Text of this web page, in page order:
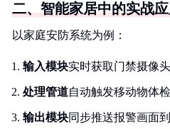
二、智能家居中的实战应
以家庭安防系统为例：
输入模块实时获取门禁摄像
处理管道自动触发移动物体
输出模块同步推送报警画面